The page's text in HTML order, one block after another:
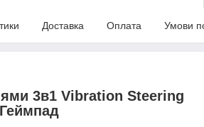
Доставка Оплата Умови
3в1 Vibration Steering